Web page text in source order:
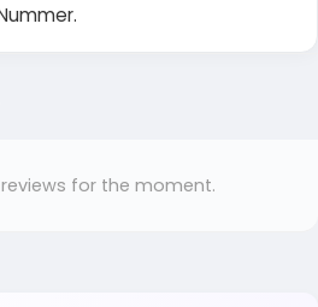
for the moment.